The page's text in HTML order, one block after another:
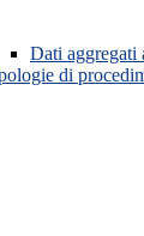
Dati aggregati
di